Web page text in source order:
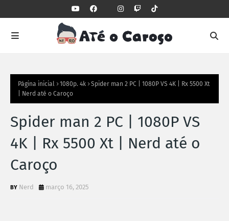
Página inicial 1080p. 4k
Spider man 2 PC | 1080P VS 4K | Rx 5500 Xt
| Nerd até o Caroço
Spider man 2 PC | 1080P VS
4K | Rx 5500 Xt | Nerd até o
Caroço
Nerd março 16, 2025